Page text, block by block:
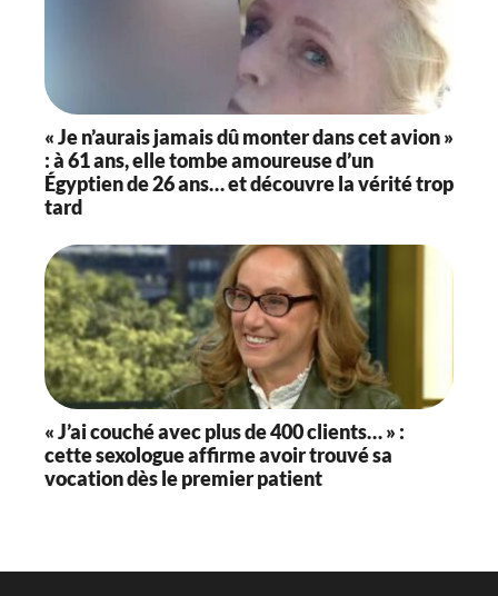
« Je n’aurais jamais dû monter dans cet avion »
: à 61 ans, elle tombe amoureuse d’un
Égyptien de 26 ans… et découvre la vérité trop
tard
« J’ai couché avec plus de 400 clients… » :
cette sexologue affirme avoir trouvé sa
vocation dès le premier patient